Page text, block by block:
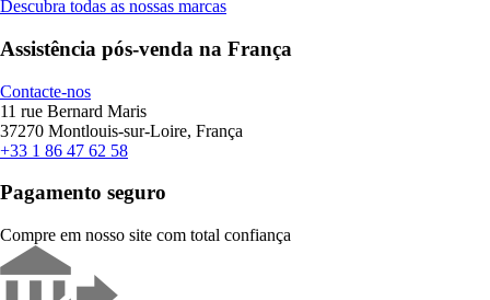
Descubra todas as nossas marcas
Assistência pós-venda na França
Contacte-nos
11 rue Bernard Maris
37270 Montlouis-sur-Loire, França
+33 1 86 47 62 58
Pagamento seguro
Compre em nosso site com total confiança